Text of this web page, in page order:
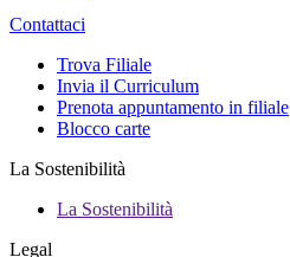
Contattaci
Trova Filiale
Invia il Curriculum
Prenota appuntamento in filiale
Blocco carte
La Sostenibilità
La Sostenibilità
Legal